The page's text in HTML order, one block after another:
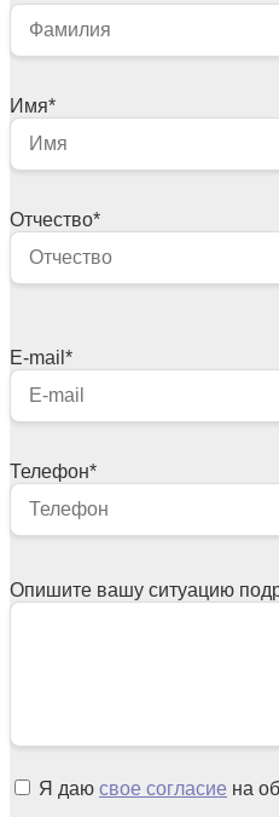
Имя*
Отчество*
E-mail *
Телефон*
Опишите вашу ситуацию
Я даю свое согласие на